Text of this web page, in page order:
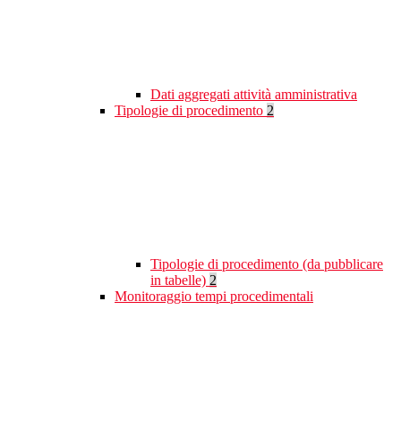
Dati aggregati attività amministrativa
Tipologie di procedimento 2
Tipologie di procedimento (da pubblicare
in tabelle) 2
Monitoraggio tempi procedimentali